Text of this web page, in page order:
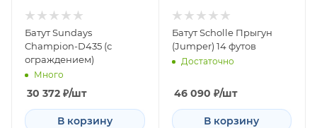
Батут Sundays
Champion-D435 (с
ограждением)
Много
30 372 ₽/шт
В корзину
Батут Scholle Прыгун
(Jumper) 14 футов
Достаточно
46 090 ₽/шт
В корзину